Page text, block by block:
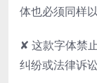
体也必须同样
✘ 这款字体禁
纠纷或法律诉